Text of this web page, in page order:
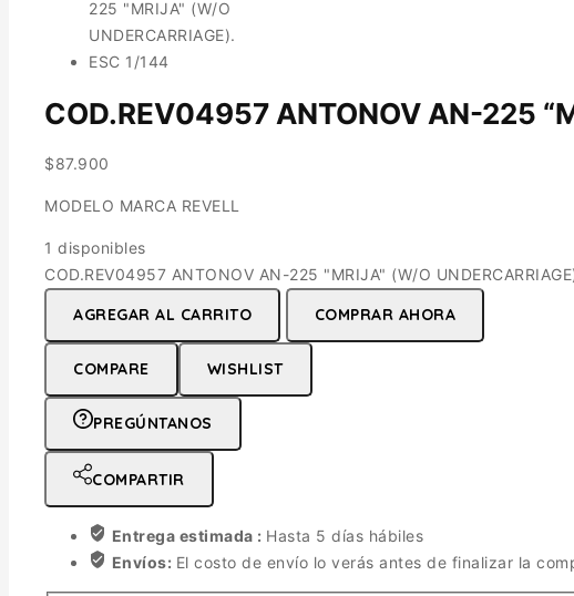
COD.REV04957 ANTONOV AN-225
$87.900
MODELO MARCA REVELL
1 disponibles
COD.REV04957 ANTONOV AN-225 "MRIJA" (W/O
AGREGAR AL CARRITO COMPRAR AHORA
COMPARE WISHLIST
PREGÚNTANOS
COMPARTIR
Entrega estimada : Hasta 5 días hábiles
Envíos: El costo de envío lo verás antes de finalizar la